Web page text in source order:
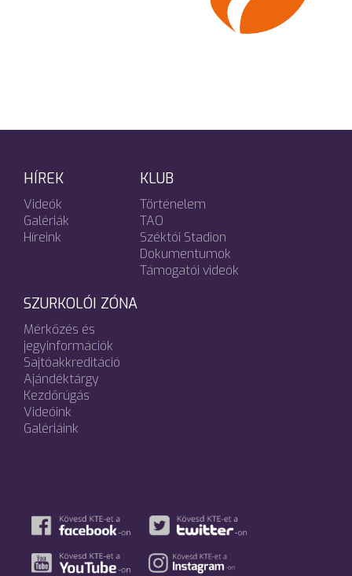
HÍREK
Videók
Galériák
Híreink
KLUB
Történelem
TAO
Széktói Stadion
Dokumentumok
Támogatói videók
SZURKOLÓI ZÓNA
Mérkőzés és
jegyinformációk
Sajtóakkreditáció
Ajándéktárgy
Kezdőrúgás
Videóink
Galériáink